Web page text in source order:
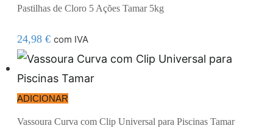
Pastilhas de Cloro 5 Ações Tamar 5kg
24,98 € com IVA
ADICIONAR
Vassoura Curva com Clip Universal para Piscinas Tamar